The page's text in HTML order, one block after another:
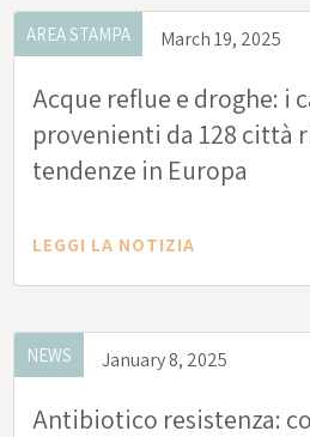
AREA STAMPA March 19, 2025
Acque reflue e droghe: i
provenienti da 128 città
tendenze in Europa
LEGGI LA NOTIZIA
NEWS January 8, 2025
Antibiotico resistenza: